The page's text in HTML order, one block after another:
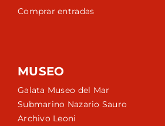
Comprar entradas
MUSEO
Galata Museo del Mar
Submarino Nazario Sauro
Archivo Leoni